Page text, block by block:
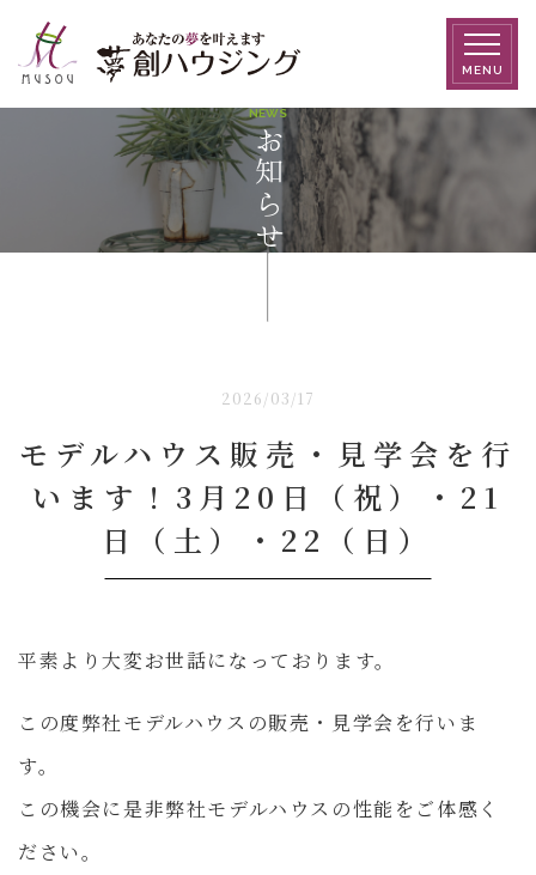
MENU
NEWS
お知らせ
2026/03/17
モデルハウス販売・見学会を行
います！3月20日（祝）・21
日（土）・22（日）
平素より大変お世話になっております。
この度弊社モデルハウスの販売・見学会を行いま
す。
この機会に是非弊社モデルハウスの性能をご体感く
ださい。